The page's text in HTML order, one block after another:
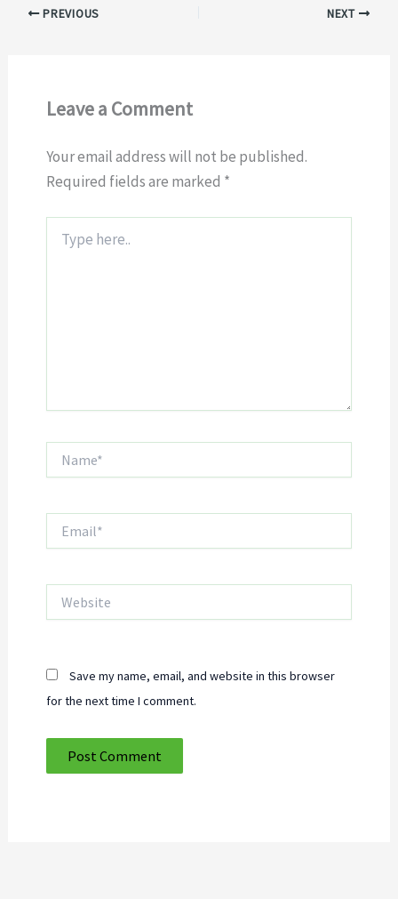
PREVIOUS NEXT
Leave a Comment
Your email address will not be published.
Required fields are marked *
here..
Save my name, email, and website in this browser
for the next time I comment.